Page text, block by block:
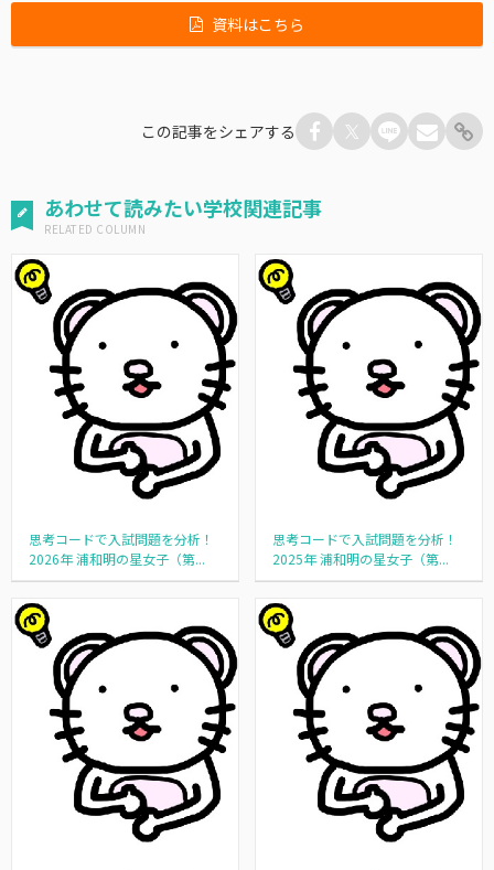
資料はこちら
この記事をシェアする
あわせて読みたい学校関連記事
思考コードで入試問題を分析！
2026年 浦和明の星女子（第...
思考コードで入試問題を分析！
2025年 浦和明の星女子（第...